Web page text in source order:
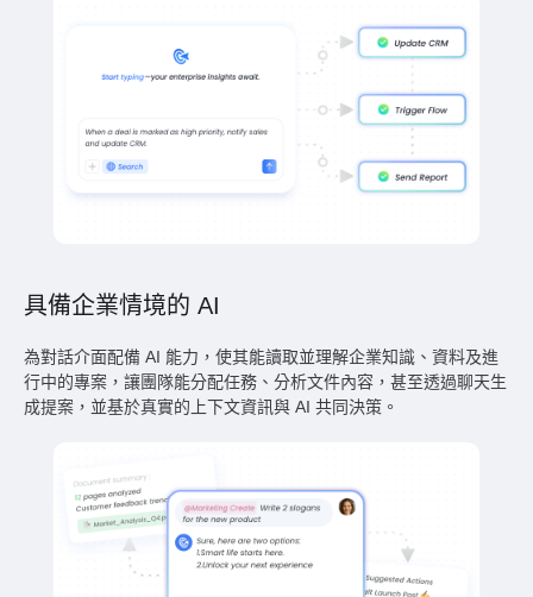
具備企業情境的 AI
為對話介面配備 AI 能力，使其能讀取並理解企業知識、資料及進
行中的專案，讓團隊能分配任務、分析文件內容，甚至透過聊天生
成提案，並基於真實的上下文資訊與 AI 共同決策。